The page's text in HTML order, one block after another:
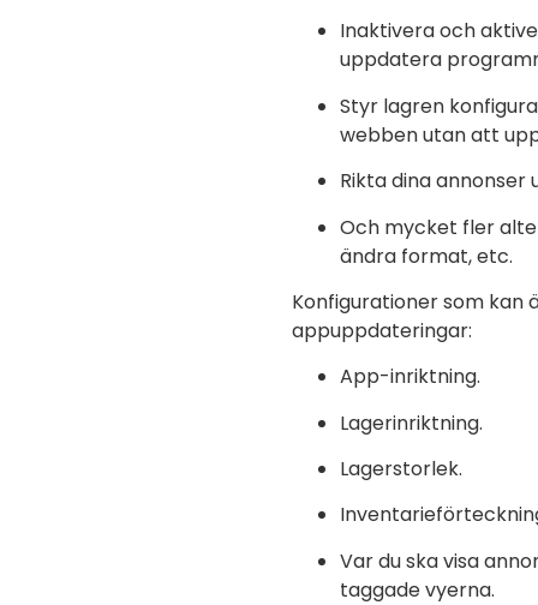
Inaktivera och
uppdatera
Styr lagren
webben utan att
Rikta dina
Och mycket fler
ändra format, etc.
Konfigurationer som kan
appuppdateringar:
App-inriktning.
Lagerinriktning.
Lagerstorlek.
Var du ska visa
taggade vyerna.